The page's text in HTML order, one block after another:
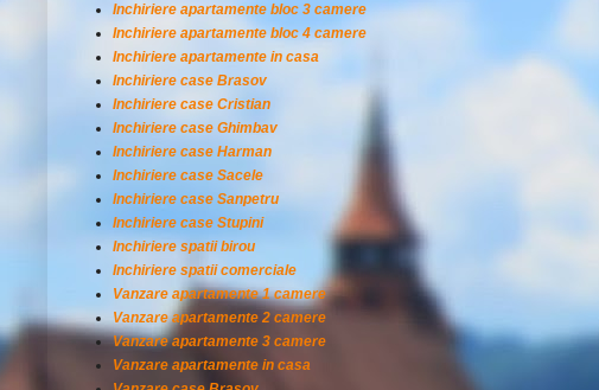
Inchiriere apartamente bloc 3 camere
Inchiriere apartamente bloc 4 camere
Inchiriere apartamente in casa
Inchiriere case Brasov
Inchiriere case Cristian
Inchiriere case Ghimbav
Inchiriere case Harman
Inchiriere case Sacele
Inchiriere case Sanpetru
Inchiriere case Stupini
Inchiriere spatii birou
Inchiriere spatii comerciale
Vanzare apartamente 1 camere
Vanzare apartamente 2 camere
Vanzare apartamente 3 camere
Vanzare apartamente in casa